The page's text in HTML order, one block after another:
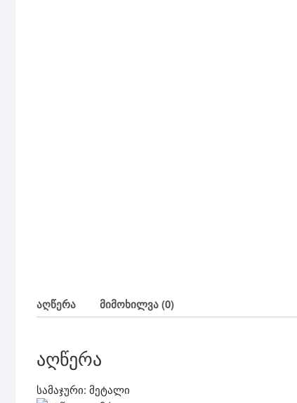
აღწერა მიმოხილვა (0)
აღწერა
სამაჯური: მეტალი